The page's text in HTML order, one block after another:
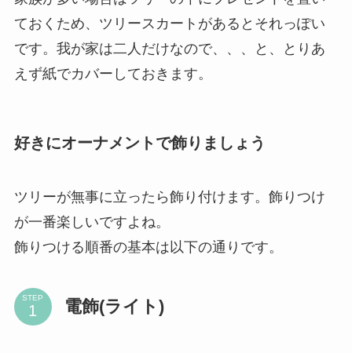
ておくため、ツリースカートがあるとそれっぽい
です。我が家は二人だけなので、、、と、とりあ
えず紙でカバーしておきます。
好きにオーナメントで飾りましょう
ツリーが無事に立ったら飾り付けます。飾りつけ
が一番楽しいですよね。
飾りつける順番の基本は以下の通りです。
STEP 電飾(ライト)